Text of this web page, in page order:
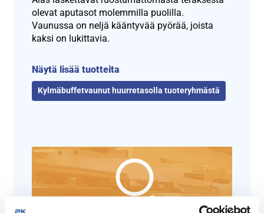
olevat aputasot molemmilla puolilla.
Vaunussa on neljä kääntyvää pyörää, joista
kaksi on lukittavia.
Näytä lisää tuotteita
Kylmäbuffetvaunut huurretasolla tuoteryhmästä